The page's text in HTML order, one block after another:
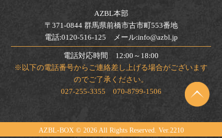
AZBL本部
〒371-0844 群馬県前橋市古市町553番地
電話:0120-516-125 メール:info@azbl.jp
電話対応時間 12:00～18:00
※以下の電話番号からご連絡差し上げる場合がございます
のでご了承ください。
027-255-3355 070-8799-1506
AZBL-BOX © 2026 All Rights Reserved. Ver.2210